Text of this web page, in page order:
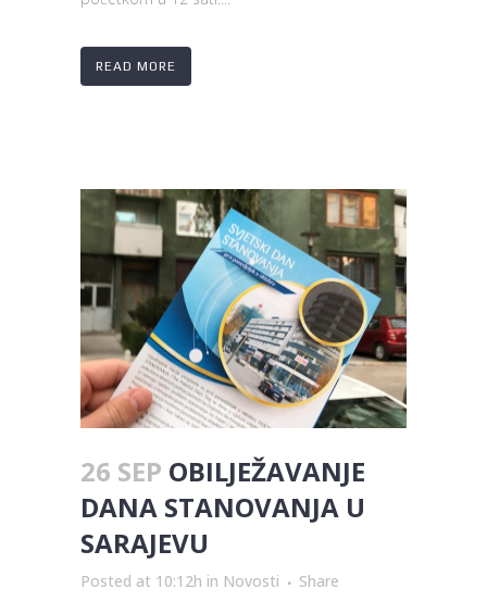
READ MORE
26 SEP OBILJEŽAVANJE
DANA STANOVANJA U
SARAJEVU
Posted at 10:12h in Novosti Share